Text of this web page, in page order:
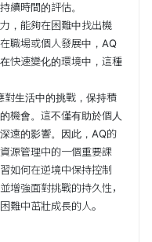
續時間的評估。
，能夠在困難中找出機
職場或個人發展中，AQ
快速變化的環境中，這種
對生活中的挑戰，保持積
機會。這不僅有助於個人
遠的影響。因此，AQ的
源管理中的一個重要課
如何在逆境中保持控制
增強面對挑戰的持久性，
難中茁壯成長的人。